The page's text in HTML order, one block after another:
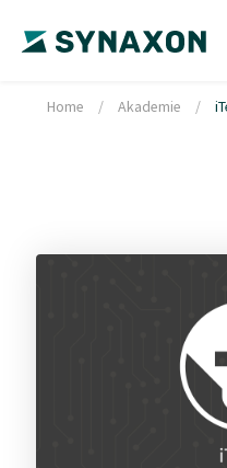
Home / Akademie /